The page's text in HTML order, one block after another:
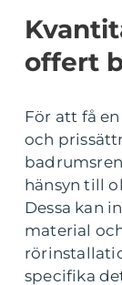
offert
För att få
och
hänsyn till
Dessa kan
material
specifika